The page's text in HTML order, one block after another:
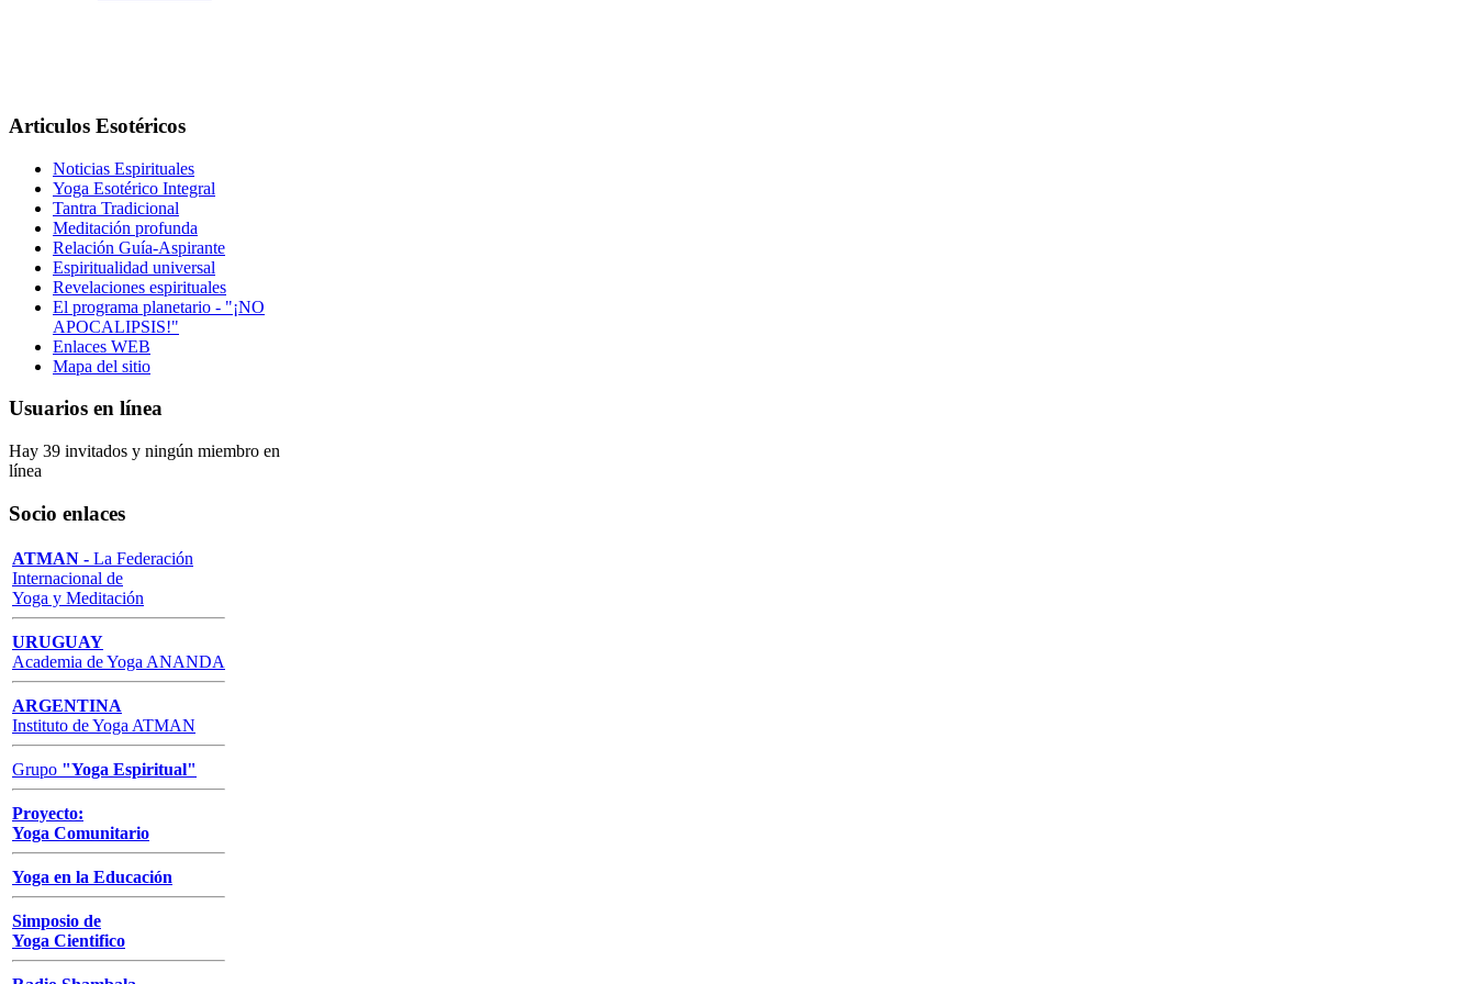
Articulos Esotéricos
Noticias Espirituales
Yoga Esotérico Integral
Tantra Tradicional
Meditación profunda
Relación Guía-Aspirante
Espiritualidad universal
Revelaciones espirituales
El programa planetario - "¡NO
APOCALIPSIS!"
Enlaces WEB
Mapa del sitio
Usuarios en línea
Hay 39 invitados y ningún miembro en
línea
Socio enlaces
ATMAN - La Federación
Internacional de
Yoga y Meditación
URUGUAY
Academia de Yoga ANANDA
ARGENTINA
Instituto de Yoga ATMAN
Grupo "Yoga Espiritual"
Proyecto:
Yoga Comunitario
Yoga en la Educación
Simposio de
Yoga Cientifico